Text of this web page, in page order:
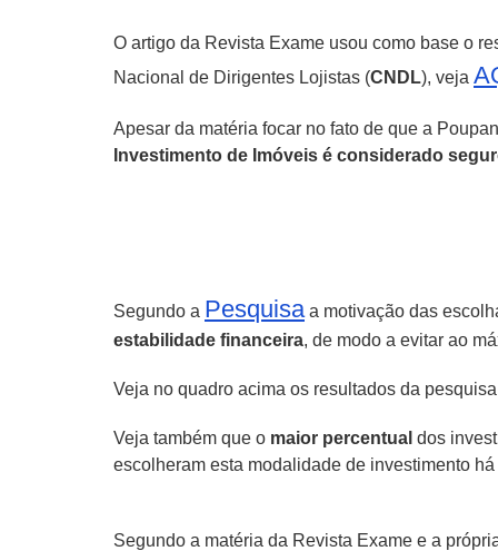
O artigo da Revista Exame usou como base o
Nacional de Dirigentes Lojistas (CNDL), veja
Apesar da matéria focar no fato de que a
Investimento de Imóveis é considerado
Segundo a Pesquisa a motivação das
estabilidade financeira, de modo a evitar ao
Veja no quadro acima os resultados da
Veja também que o maior percentual dos
escolheram esta modalidade de investimento
Segundo a matéria da Revista Exame e a